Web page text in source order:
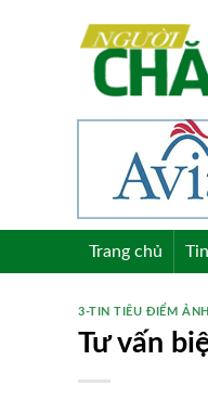
Trang chủ
3-TIN TIÊU ĐIỂM ẢNH
Tư vấn